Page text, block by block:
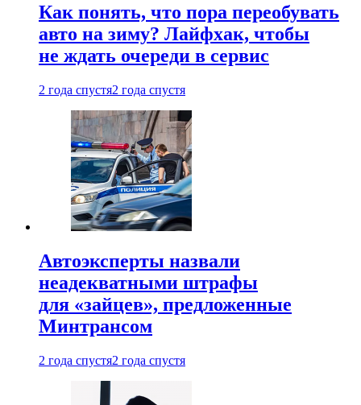
Как понять, что пора переобувать
авто на зиму? Лайфхак, чтобы
не ждать очереди в сервис
2 года спустя2 года спустя
Автоэксперты назвали
неадекватными штрафы
для «зайцев», предложенные
Минтрансом
2 года спустя2 года спустя